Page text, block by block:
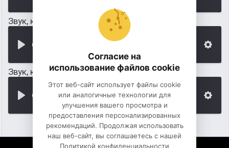
Звук, когда воет пёс
Звук, когда большая собака воет на луну
Согласие на
использование файлов cookie
Этот веб-сайт использует файлы cookie
или аналогичные технологии для
улучшения вашего просмотра и
предоставления персонализированных
рекомендаций. Продолжая использовать
наш веб-сайт, вы соглашаетесь с нашей
Политикой конфиденциальности